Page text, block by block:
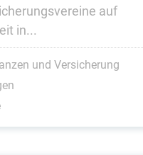
auf
in...
und Versicherung